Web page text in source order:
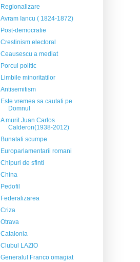
Regionalizare
Avram Iancu ( 1824-1872)
Post-democratie
Crestinism electoral
Ceausescu a mediat
Porcul politic
Limbile minoritatilor
Antisemitism
Este vremea sa cautati pe
Domnul
A murit Juan Carlos
Calderon(1938-2012)
Bunatati scumpe
Europarlamentarii romani
Chipuri de sfinti
China
Pedofil
Federalizarea
Criza
Otrava
Catalonia
Clubul LAZIO
Generalul Franco omagiat